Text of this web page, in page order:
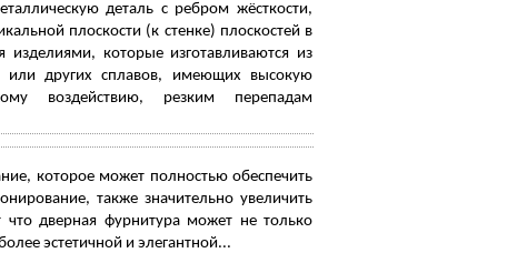
деталь с ребром жёсткости,
плоскости (к стенке) плоскостей в
которые изготавливаются из
или других сплавов, имеющих высокую
воздействию, резким перепадам
которое может полностью обеспечить
также значительно увеличить
дверная фурнитура может не только
эстетичной и элегантной...